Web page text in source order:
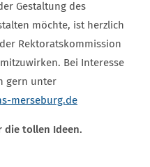
Gestaltung des
möchte, ist herzlich
Rektoratskommission
Bei Interesse
gern unter
merseburg.de
die tollen Ideen.